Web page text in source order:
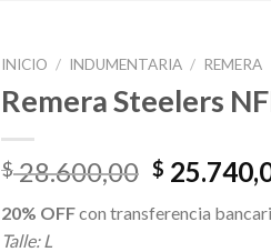
INICIO / INDUMENTARIA / REMERA
Remera Steelers
$28.600,00 El
original
$
20% OFFcon transferencia
Talle: L